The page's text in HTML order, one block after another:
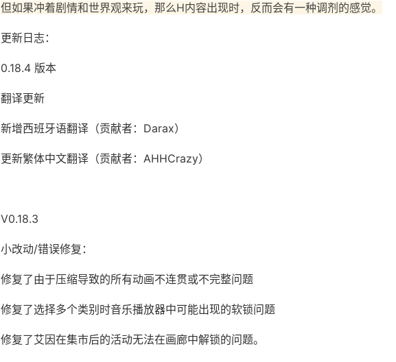
但如果冲着剧情和世界观来玩，那么H内容出现时，反而会有一种调剂的感觉。
更新日志：
0.18.4 版本
翻译更新
新增西班牙语翻译（贡献者：Darax）
更新繁体中文翻译（贡献者：AHHCrazy）
V0.18.3
小改动/错误修复：
修复了由于压缩导致的所有动画不连贯或不完整问题
修复了选择多个类别时音乐播放器中可能出现的软锁问题
修复了艾因在集市后的活动无法在画廊中解锁的问题。